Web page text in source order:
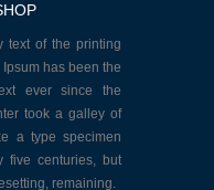
text of the printing
has been the
ever since the
took a galley of
a type specimen
five centuries, but
remaining.